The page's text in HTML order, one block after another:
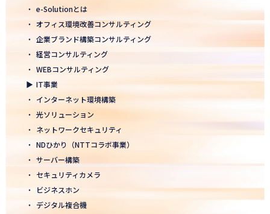
2026.01.26
知覧幹部研修に行って参りました
2026年 新年のご挨拶
2025.12.26
一年の感謝を込めて、大掃除を行いました！ ～年末のご挨拶～
2025.12.12
年末年始休業のお知らせ
2025年度上期「NTT-WEST 1000×CLUB」認定式にて表彰
2025.11.06
・ e-Solutionとは
・ オフィス環境改善コンサルティング
・ 企業ブランド構築コンサルティング
・ 経営コンサルティング
・ WEBコンサルティング
▶ IT事業
・ インターネット環境構築
・ 光ソリューション
・ ネットワークセキュリティ
・ NDひかり（NTTコラボ事業）
・ サーバー構築
・ セキュリティカメラ
・
ビジネスホン
・ デジタル複合機